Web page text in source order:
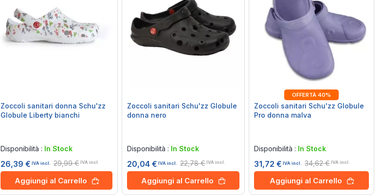
Zoccoli sanitari donna Schu'zz
Globule Liberty bianchi
Disponibilità : In Stock
26,39 € IVA incl. 29,99 € IVA incl.
Aggiungi al Carrello
Zoccoli sanitari Schu'zz Globule
donna nero
Disponibilità : In Stock
20,04 € IVA incl. 22,78 € IVA incl.
Aggiungi al Carrello
OFFERTÀ 40%
Zoccoli sanitari Schu'zz Globule
Pro donna malva
Disponibilità : In Stock
31,72 € IVA incl. 34,62 € IVA incl.
Aggiungi al Carrello